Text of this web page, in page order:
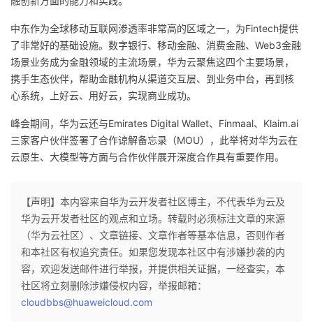
中东作为全球移动互联网渗透率非常高的区域之一，为Fintech提供
了非常好的基础设施。数字银行、移动金融、消费金融、Web3金融
场景业务成为金融领域的主流场景，华为云聚焦这四个主要场景，
携手生态伙伴，帮助金融机构从渠道交互层、到业务中台，再到核
心系统，上好云、用好云，实现商业成功。
峰会期间，华为云还与Emirates Digital Wallet、Finmaal、Klaim.ai
三家客户伙伴签署了合作谅解备忘录（MOU），此举将对华为云在
云原生、大模型等方面与合作伙伴展开深度合作具有重要作用。
【声明】本内容来自华为云开发者社区博主，不代表华为云及
华为云开发者社区的观点和立场。转载时必须标注文章的来源
（华为云社区）、文章链接、文章作者等基本信息，否则作者
和本社区有权追究责任。如果您发现本社区中有涉嫌抄袭的内
容，欢迎发送邮件进行举报，并提供相关证据，一经查实，本
社区将立刻删除涉嫌侵权内容，举报邮箱：
cloudbbs@huaweicloud.com